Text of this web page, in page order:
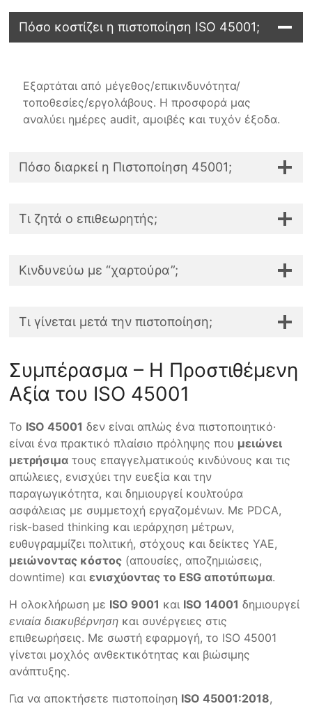
Πόσο κοστίζει η πιστοποίηση ISO 45001;
Εξαρτάται από μέγεθος/επικινδυνότητα/
τοποθεσίες/εργολάβους. Η προσφορά μας
αναλύει ημέρες audit, αμοιβές και τυχόν έξοδα.
Πόσο διαρκεί η Πιστοποίηση 45001;
Τι ζητά ο επιθεωρητής;
Κινδυνεύω με “χαρτούρα”;
Τι γίνεται μετά την πιστοποίηση;
Συμπέρασμα – Η Προστιθέμενη
Αξία του ISO 45001
Το ISO 45001 δεν είναι απλώς ένα πιστοποιητικό·
είναι ένα πρακτικό πλαίσιο πρόληψης που μειώνει
μετρήσιμα τους επαγγελματικούς κινδύνους και τις
απώλειες, ενισχύει την ευεξία και την
παραγωγικότητα, και δημιουργεί κουλτούρα
ασφάλειας με συμμετοχή εργαζομένων. Με PDCA,
risk-based thinking και ιεράρχηση μέτρων,
ευθυγραμμίζει πολιτική, στόχους και δείκτες ΥΑΕ,
μειώνοντας κόστος (απουσίες, αποζημιώσεις,
downtime) καιενισχύοντας το ESG αποτύπωμα.
Η ολοκλήρωση με ISO 9001 και ISO 14001 δημιουργεί
ενιαία διακυβέρνηση και συνέργειες στις
επιθεωρήσεις. Με σωστή εφαρμογή, το ISO 45001
γίνεται μοχλός ανθεκτικότητας και βιώσιμης
ανάπτυξης.
Για να αποκτήσετε πιστοποίηση ISO 45001:2018,